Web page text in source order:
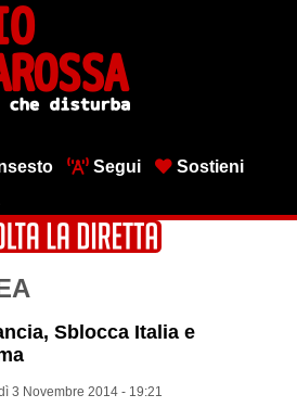
Segui
Sostieni
Sblocca Italia e
3 Novembre 2014 - 19:21